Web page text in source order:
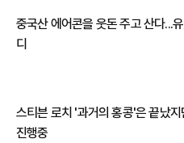
중국산 에어콘을 웃돈 주고 산다...
디
스티븐 로치 '과거의 홍콩'은 끝났
진행중